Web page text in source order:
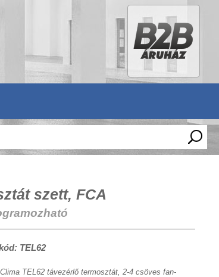
szett, FCA
TEL62
TEL62 távezérlő termosztát, 2-4 csöves fan-